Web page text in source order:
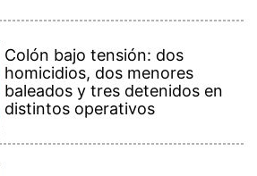
Colón bajo tensión: dos
homicidios, dos menores
baleados y tres detenidos en
distintos operativos